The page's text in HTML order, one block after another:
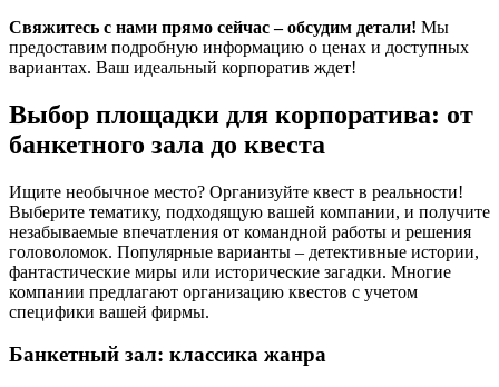
Свяжитесь с нами прямо сейчас – обсудим детали! Мы
предоставим подробную информацию о ценах и доступных
вариантах. Ваш идеальный корпоратив ждет!
Выбор площадки для корпоратива: от
банкетного зала до квеста
Ищите необычное место? Организуйте квест в реальности!
Выберите тематику, подходящую вашей компании, и получите
незабываемые впечатления от командной работы и решения
головоломок. Популярные варианты – детективные истории,
фантастические миры или исторические загадки. Многие
компании предлагают организацию квестов с учетом
специфики вашей фирмы.
Банкетный зал: классика жанра